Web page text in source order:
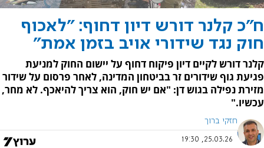
ח"כ קלנר דורש דיון דחוף: "לאכוף
חוק נגד שידורי אויב בזמן אמת"
קלנר דורש לקיים דיון פיקוח דחוף על יישום החוק למניעת
פגיעת גוף שידורים זר בביטחון המדינה, לאחר פרסום על שידור
מזירת נפילה בגוש דן: "אם יש חוק, הוא צריך להיאכף. לא מחר,
עכשיו."
חזקי ברוך
25.03.26, 19:30